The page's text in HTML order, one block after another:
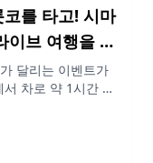
를 타고! 시마
이브 여행을 즐
달리는 이벤트가
차로 약 1시간 반
다.토롯코와 맛집,
만끽할 수 있는